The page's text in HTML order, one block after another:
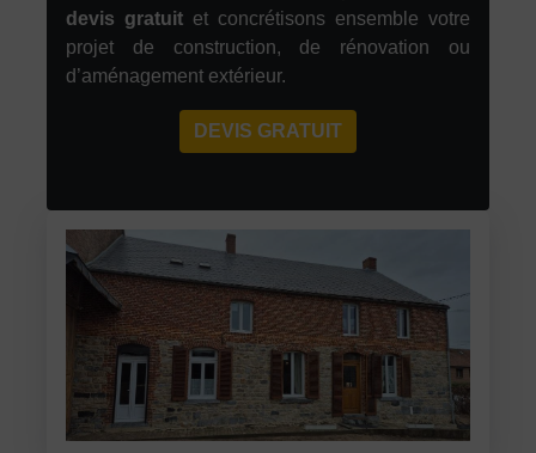
devis gratuit et concrétisons ensemble votre
projet de construction, de rénovation ou
d’aménagement extérieur.
DEVIS GRATUIT